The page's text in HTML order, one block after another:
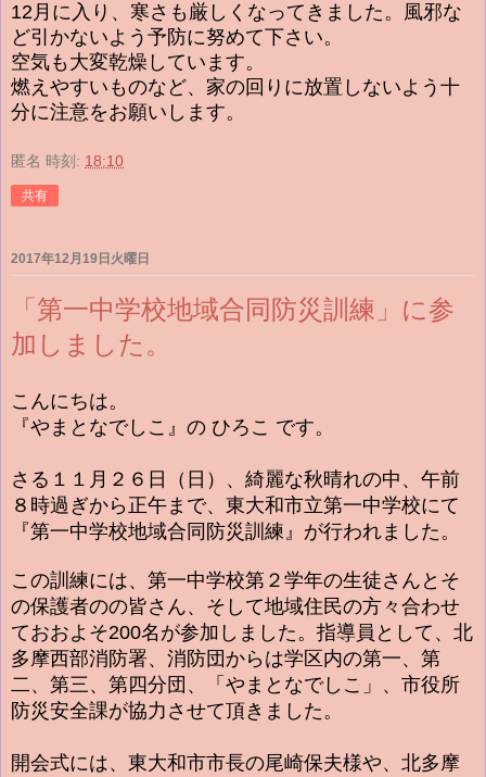
12月に入り、寒さも厳しくなってきました。風邪な
ど引かないよう予防に努めて下さい。
空気も大変乾燥しています。
燃えやすいものなど、家の回りに放置しないよう十
分に注意をお願いします。
匿名 時刻: 18:10
共有
2017年12月19日火曜日
「第一中学校地域合同防災訓練」に参
加しました。
こんにちは。
『やまとなでしこ』の ひろこ です。
さる１１月２６日（日）、綺麗な秋晴れの中、午前
８時過ぎから正午まで、東大和市立第一中学校にて
『第一中学校地域合同防災訓練』が行われました。
この訓練には、第一中学校第２学年の生徒さん とそ
の保護者のの皆さん、そして地域住民の方々合わせ
ておおよそ200名が参加しました。指導員として、北
多摩西部消防署、消防団からは学区内の第一、第
二、第三、第四分団、「やまとなでしこ」、市役所
防災安全課が協力させて頂きました。
開会式には、東大和市市長の尾崎保夫様や、北多摩